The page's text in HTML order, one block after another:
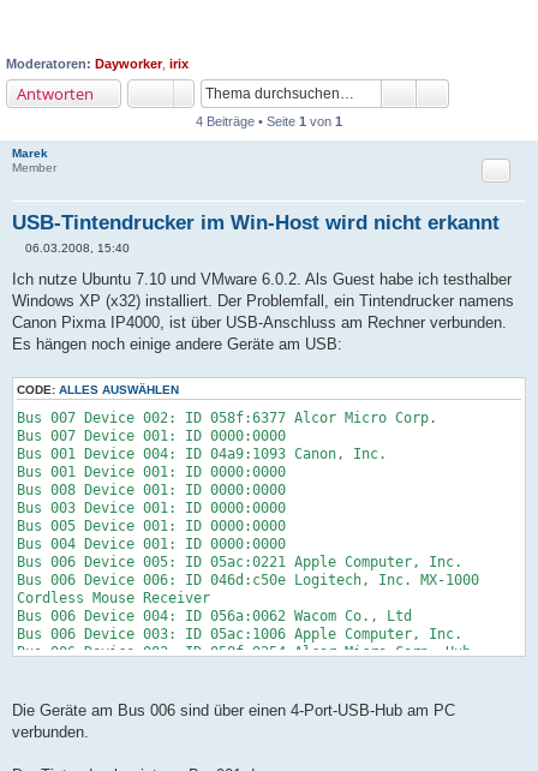
Moderatoren: Dayworker, irix
Antworten
4 Beiträge • Seite 1 von 1
Marek
Member
USB-Tintendrucker im Win-Host wird nicht erkannt
Zitat
e
i
t
a
g
06.03.2008, 15:40
Ich nutze Ubuntu 7.10 und VMware 6.0.2. Als Guest habe ich testhalber
Windows XP (x32) installiert. Der Problemfall, ein Tintendrucker namens
Canon Pixma IP4000, ist über USB-Anschluss am Rechner verbunden.
Es hängen noch einige andere Geräte am USB:
CODE: ALLES AUSWÄHLEN
Bus 007 Device 002: ID 058f:6377 Alcor Micro Corp.
Bus 007 Device 001: ID 0000:0000
Bus 001 Device 004: ID 04a9:1093 Canon, Inc.
Bus 001 Device 001: ID 0000:0000
Bus 008 Device 001: ID 0000:0000
Bus 003 Device 001: ID 0000:0000
Bus 005 Device 001: ID 0000:0000
Bus 004 Device 001: ID 0000:0000
Bus 006 Device 005: ID 05ac:0221 Apple Computer, Inc.
Bus 006 Device 006: ID 046d:c50e Logitech, Inc. MX-1000
Cordless Mouse Receiver
Bus 006 Device 004: ID 056a:0062 Wacom Co., Ltd
Bus 006 Device 003: ID 05ac:1006 Apple Computer, Inc.
Bus 006 Device 002: ID 058f:9254 Alcor Micro Corp. Hub
Bus 002 Device 001: ID 0000:0000
Die Geräte am Bus 006 sind über einen 4-Port-USB-Hub am PC
verbunden.